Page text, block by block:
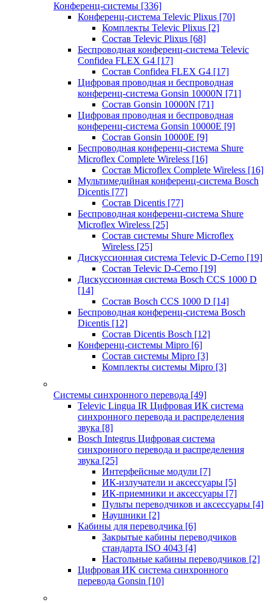
Конференц-системы [336]
Конференц-система Televic Plixus [70]
Комплекты Televic Plixus [2]
Состав Televic Plixus [68]
Беспроводная конференц-система Televic
Confidea FLEX G4 [17]
Состав Confidea FLEX G4 [17]
Цифровая проводная и беспроводная
конференц-система Gonsin 10000N [71]
Состав Gonsin 10000N [71]
Цифровая проводная и беспроводная
конференц-система Gonsin 10000E [9]
Состав Gonsin 10000E [9]
Беспроводная конференц-система Shure
Microflex Complete Wireless [16]
Состав Microflex Complete Wireless [16]
Мультимедийная конференц-система Bosch
Dicentis [77]
Состав Dicentis [77]
Беспроводная конференц-система Shure
Microflex Wireless [25]
Состав системы Shure Microflex
Wireless [25]
Дискуссионная система Televic D-Cerno [19]
Состав Televic D-Cerno [19]
Дискуссионная система Bosch CCS 1000 D
[14]
Состав Bosch CCS 1000 D [14]
Беспроводная конференц-система Bosch
Dicentis [12]
Состав Dicentis Bosch [12]
Конференц-системы Mipro [6]
Состав системы Mipro [3]
Комплекты системы Mipro [3]
Системы синхронного перевода [49]
Televic Lingua IR Цифровая ИК система
синхронного перевода и распределения
звука [8]
Bosch Integrus Цифровая система
синхронного перевода и распределения
звука [25]
Интерфейсные модули [7]
ИК-излучатели и аксессуары [5]
ИК-приемники и аксессуары [7]
Пульты переводчиков и аксессуары [4]
Наушники [2]
Кабины для переводчика [6]
Закрытые кабины переводчиков
стандарта ISO 4043 [4]
Настольные кабины переводчиков [2]
Цифровая ИК система синхронного
перевода Gonsin [10]